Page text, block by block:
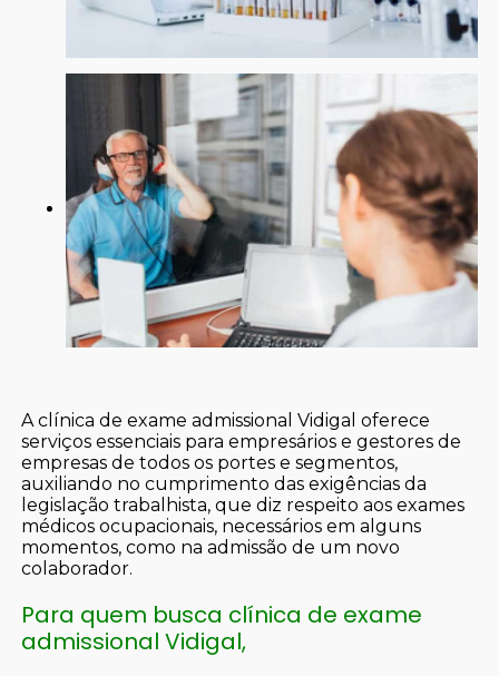
A clínica de exame admissional Vidigal oferece
serviços essenciais para empresários e gestores de
empresas de todos os portes e segmentos,
auxiliando no cumprimento das exigências da
legislação trabalhista, que diz respeito aos exames
médicos ocupacionais, necessários em alguns
momentos, como na admissão de um novo
colaborador.
Para quem busca clínica de exame
admissional Vidigal,